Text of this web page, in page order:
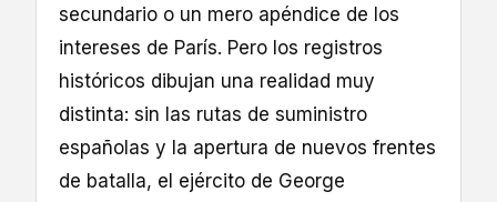
secundario o un mero apéndice de los
intereses de París. Pero los registros
históricos dibujan una realidad muy
distinta: sin las rutas de suministro
españolas y la apertura de nuevos frentes
de batalla, el ejército de George